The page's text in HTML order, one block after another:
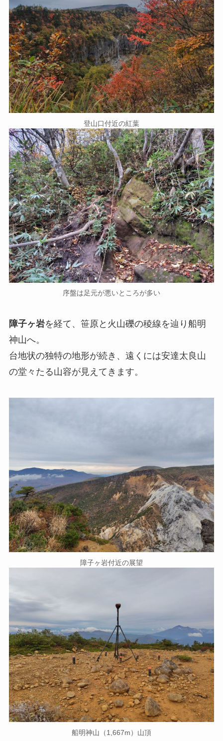
登山口付近の紅葉
序盤は足元が悪いところが多い
障子ヶ岩を経て、笹原と火山礫の稜線を辿り船明
神山へ。
台地状の独特の地形が続き、遠くには安達太良山
の堂々たる山容が見えてきます。
障子ヶ岩付近の展望
船明神山（1,667m）山頂